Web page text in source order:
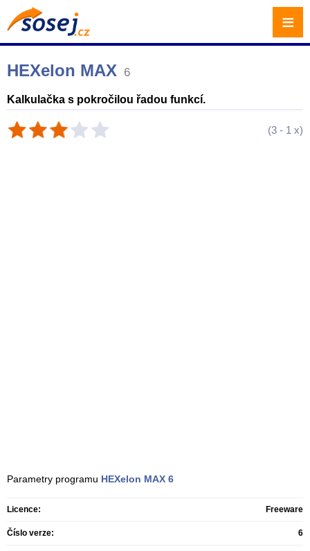
HEXelon MAX 6
Kalkulačka s pokročilou řadou funkcí.
(3 - 1 x)
Parametry programu HEXelon MAX 6
Licence: Freeware
Číslo verze: 6
≡